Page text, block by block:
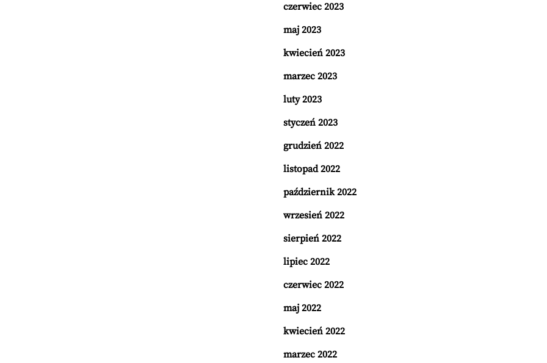
czerwiec 2023
maj 2023
kwiecień 2023
marzec 2023
luty 2023
styczeń 2023
grudzień 2022
listopad 2022
październik 2022
wrzesień 2022
sierpień 2022
lipiec 2022
czerwiec 2022
maj 2022
kwiecień 2022
marzec 2022